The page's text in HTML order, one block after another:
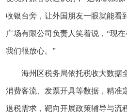
收银台旁，让外国朋友一眼就能看
广场有限公司负责人笑着说，“现
我们很放心。”
海州区税务局依托税收大数据
消费客流、发票开具等数据，精准
退税需求，靶向开展政策辅导与流